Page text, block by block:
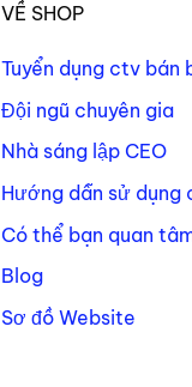
VỀ SHOP
Tuyển dụng ctv bán
Đội ngũ chuyên gia
Nhà sáng lập CEO
Hướng dẫn sử dụng
Có thể bạn quan
Blog
Sơ đồ Website